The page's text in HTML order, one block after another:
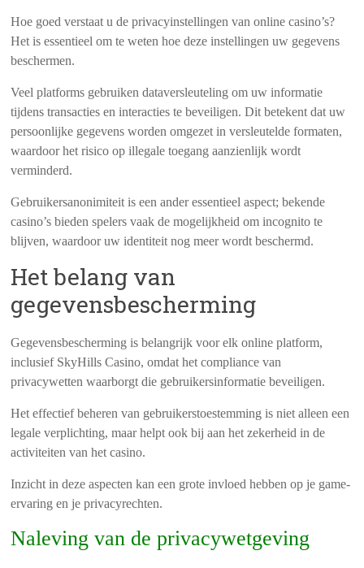
Hoe goed verstaat u de privacyinstellingen van online casino’s?
Het is essentieel om te weten hoe deze instellingen uw gegevens
beschermen.
Veel platforms gebruiken dataversleuteling om uw informatie
tijdens transacties en interacties te beveiligen. Dit betekent dat uw
persoonlijke gegevens worden omgezet in versleutelde formaten,
waardoor het risico op illegale toegang aanzienlijk wordt
verminderd.
Gebruikersanonimiteit is een ander essentieel aspect; bekende
casino’s bieden spelers vaak de mogelijkheid om incognito te
blijven, waardoor uw identiteit nog meer wordt beschermd.
Het belang van
gegevensbescherming
Gegevensbescherming is belangrijk voor elk online platform,
inclusief SkyHills Casino, omdat het compliance van
privacywetten waarborgt die gebruikersinformatie beveiligen.
Het effectief beheren van gebruikerstoestemming is niet alleen een
legale verplichting, maar helpt ook bij aan het zekerheid in de
activiteiten van het casino.
Inzicht in deze aspecten kan een grote invloed hebben op je game-
ervaring en je privacyrechten.
Naleving van de privacywetgeving